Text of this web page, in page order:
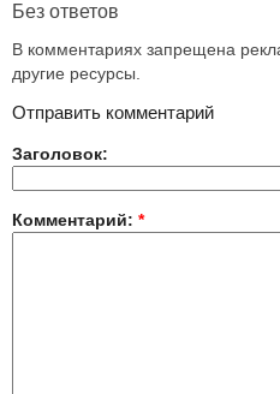
Без ответов
В комментариях запрещена
другие ресурсы.
Отправить комментарий
Заголовок:
Комментарий: *